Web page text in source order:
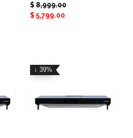
$ 8,999.00
$ 5,799.00
↓ 39%